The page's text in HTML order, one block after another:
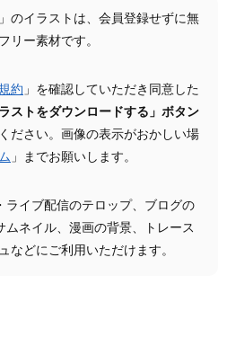
のイラストは、会員登録せずに無
リー素材です。
約 」を確認していただき同意した
ストをダウンロードする」ボタン
ください。画像の表示がおかしい場
」までお願いします。
ライブ配信のテロップ、ブログの
ムネイル、漫画の背景、トレース
などにご利用いただけます。